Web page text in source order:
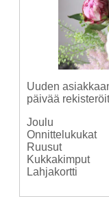
Uuden
päivää
Joulu
Onnittelukukat
Ruusut
Kukkakimput
Lahjakortti